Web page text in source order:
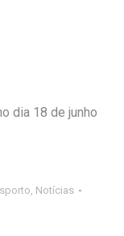
dia 18 de junho
, Notícias